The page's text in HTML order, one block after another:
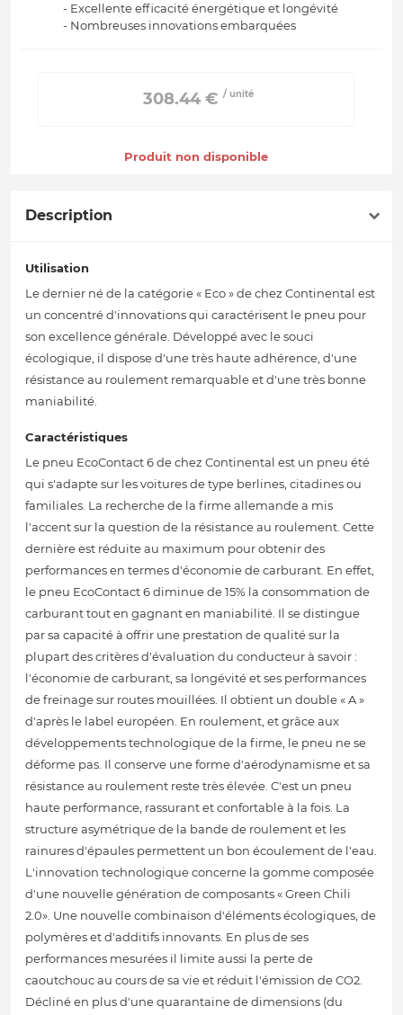
- Excellente efficacité énergétique et longévité
- Nombreuses innovations embarquées
308.44 € / unité
Produit non disponible
Description
Utilisation
Le dernier né de la catégorie « Eco » de chez Continental est
un concentré d'innovations qui caractérisent le pneu pour
son excellence générale. Développé avec le souci
écologique, il dispose d'une très haute adhérence, d'une
résistance au roulement remarquable et d'une très bonne
maniabilité.
Caractéristiques
Le pneu EcoContact 6 de chez Continental est un pneu été
qui s'adapte sur les voitures de type berlines, citadines ou
familiales. La recherche de la firme allemande a mis
l'accent sur la question de la résistance au roulement. Cette
dernière est réduite au maximum pour obtenir des
performances en termes d'économie de carburant. En effet,
le pneu EcoContact 6 diminue de 15% la consommation de
carburant tout en gagnant en maniabilité. Il se distingue
par sa capacité à offrir une prestation de qualité sur la
plupart des critères d'évaluation du conducteur à savoir :
l'économie de carburant, sa longévité et ses performances
de freinage sur routes mouillées. Il obtient un double « A »
d'après le label européen. En roulement, et grâce aux
développements technologique de la firme, le pneu ne se
déforme pas. Il conserve une forme d'aérodynamisme et sa
résistance au roulement reste très élevée. C'est un pneu
haute performance, rassurant et confortable à la fois. La
structure asymétrique de la bande de roulement et les
rainures d'épaules permettent un bon écoulement de l'eau.
L'innovation technologique concerne la gomme composée
d'une nouvelle génération de composants « Green Chili
2.0». Une nouvelle combinaison d'éléments écologiques, de
polymères et d'additifs innovants. En plus de ses
performances mesurées il limite aussi la perte de
caoutchouc au cours de sa vie et réduit l'émission de CO2.
Décliné en plus d'une quarantaine de dimensions (du